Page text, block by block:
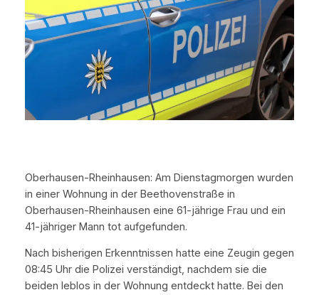
Oberhausen-Rheinhausen: Am Dienstagmorgen wurden
in einer Wohnung in der Beethovenstraße in
Oberhausen-Rheinhausen eine 61-jährige Frau und ein
41-jähriger Mann tot aufgefunden.
Nach bisherigen Erkenntnissen hatte eine Zeugin gegen
08:45 Uhr die Polizei verständigt, nachdem sie die
beiden leblos in der Wohnung entdeckt hatte. Bei den